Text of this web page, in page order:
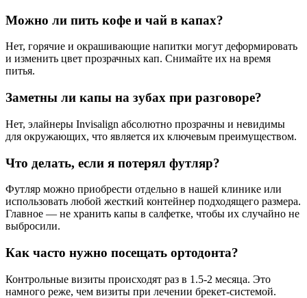
Можно ли пить кофе и чай в капах?
Нет, горячие и окрашивающие напитки могут деформировать
и изменить цвет прозрачных кап. Снимайте их на время
питья.
Заметны ли капы на зубах при разговоре?
Нет, элайнеры Invisalign абсолютно прозрачны и невидимы
для окружающих, что является их ключевым преимуществом.
Что делать, если я потерял футляр?
Футляр можно приобрести отдельно в нашей клинике или
использовать любой жесткий контейнер подходящего размера.
Главное — не хранить капы в салфетке, чтобы их случайно не
выбросили.
Как часто нужно посещать ортодонта?
Контрольные визиты происходят раз в 1.5-2 месяца. Это
намного реже, чем визиты при лечении брекет-системой.